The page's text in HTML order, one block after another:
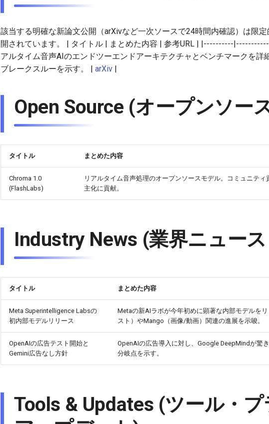
該当する明確な新論文公開（arXivなど一次ソースで24時間内確認）は限
開されています。 | タイトル | まとめた内容 | 参考URL | |----------
アルタイム音声AIのエンドツーエンドアーキテクチャとベンチマークを詳
ブレークスルーを示す。 | arXiv |
Open Source (オープンソー
タイトル まとめた内容
Chroma 1.0
(FlashLabs)
リアルタイム音声処理のオープンソースモデル。コミュニティ
主化に貢献。
Industry News (業界ニュー
タイトル まとめた内容
Meta Superintelligence Labsの
初内部モデルリリース
Metaの新AIラボが今年初めに顕著な内部モデルを
スト）やMango（画像/動画）関連の進展を示唆。
OpenAIの広告テスト開始と
Gemini広告なし方針
OpenAIの広告導入に対し、Google DeepMindが驚
分岐点を示す。
Tools & Updates (ツール・